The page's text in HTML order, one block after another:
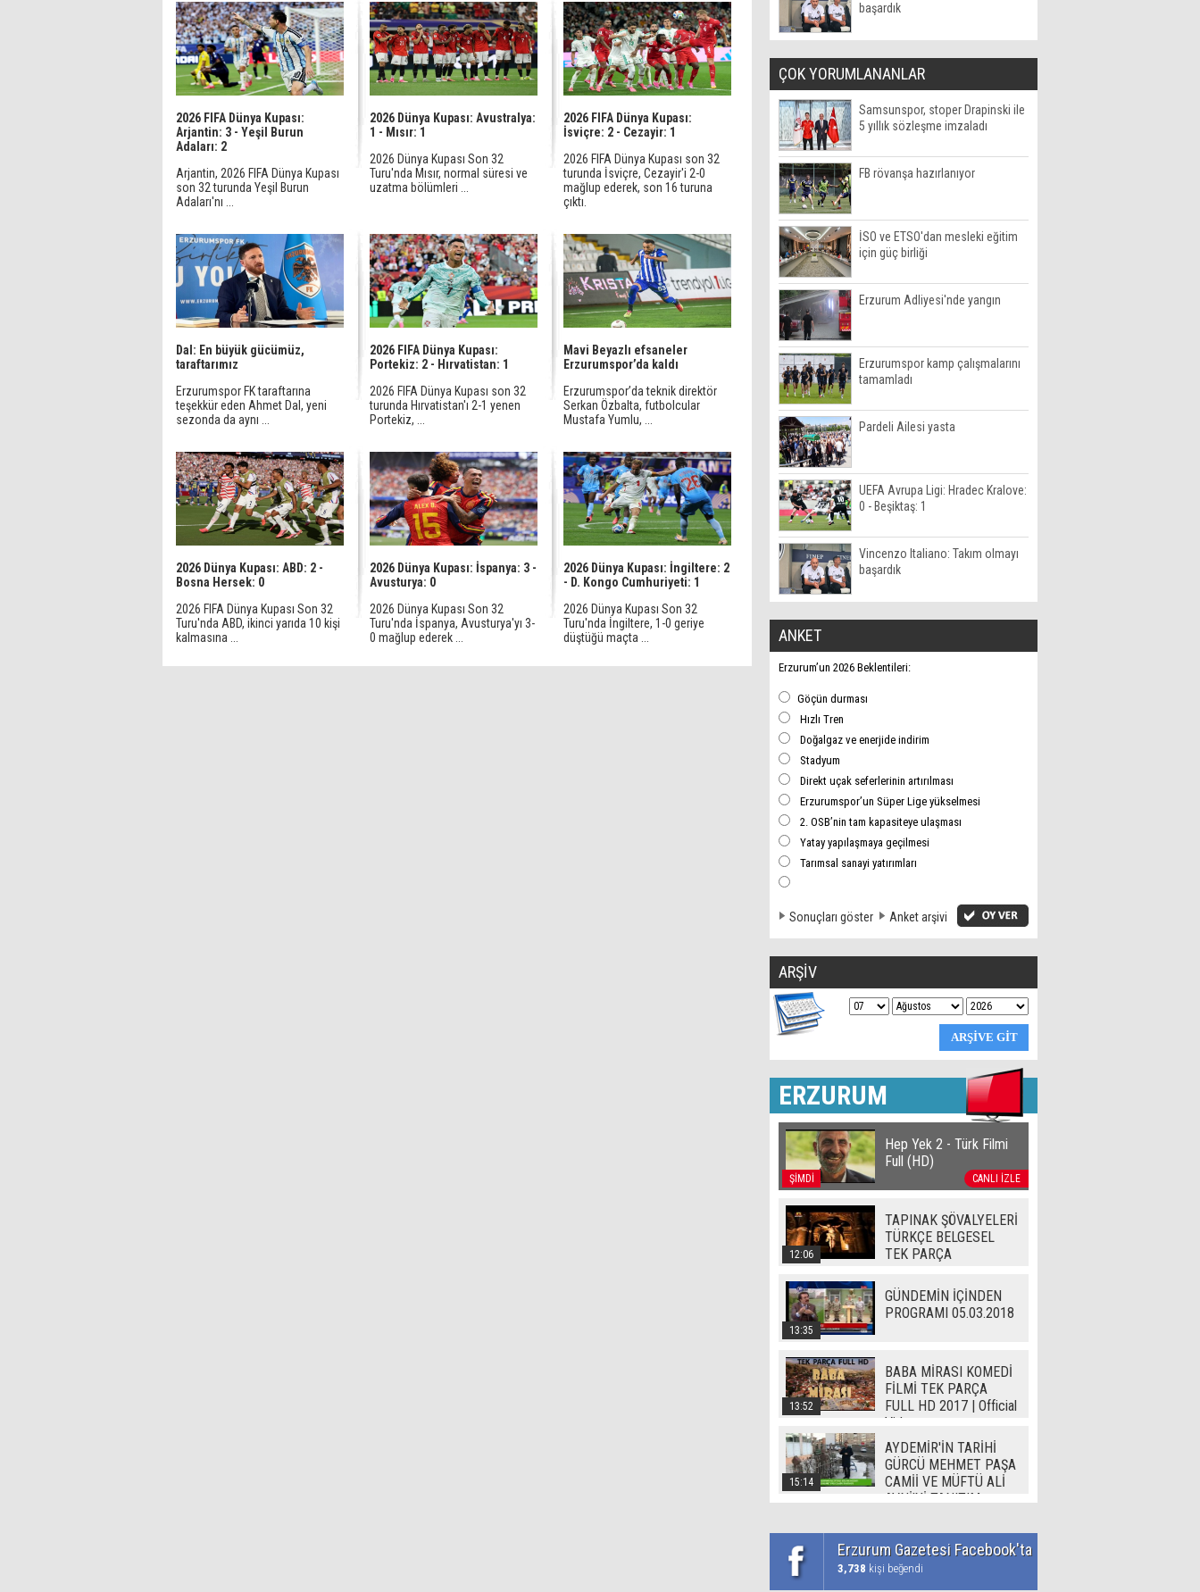
2026 FIFA Dünya Kupası:
Arjantin: 3 - Yeşil Burun
Adaları: 2
Arjantin, 2026 FIFA Dünya Kupası
son 32 turunda Yeşil Burun
Adaları'nı ...
2026 Dünya Kupası: Avustralya:
1 - Mısır: 1
2026 Dünya Kupası Son 32
Turu'nda Mısır, normal süresi ve
uzatma bölümleri ...
2026 FIFA Dünya Kupası:
İsviçre: 2 - Cezayir: 1
2026 FIFA Dünya Kupası son 32
turunda İsviçre, Cezayir'i 2-0
mağlup ederek, son 16 turuna
çıktı.
Dal: En büyük gücümüz,
taraftarımız
Erzurumspor FK taraftarına
teşekkür eden Ahmet Dal, yeni
sezonda da aynı ...
2026 FIFA Dünya Kupası:
Portekiz: 2 - Hırvatistan: 1
2026 FIFA Dünya Kupası son 32
turunda Hırvatistan'ı 2-1 yenen
Portekiz, ...
Mavi Beyazlı efsaneler
Erzurumspor’da kaldı
Erzurumspor’da teknik direktör
Serkan Özbalta, futbolcular
Mustafa Yumlu, ...
2026 Dünya Kupası: ABD: 2 -
Bosna Hersek: 0
2026 FIFA Dünya Kupası Son 32
Turu'nda ABD, ikinci yarıda 10 kişi
kalmasına ...
2026 Dünya Kupası: İspanya: 3 -
Avusturya: 0
2026 Dünya Kupası Son 32
Turu'nda İspanya, Avusturya'yı 3-
0 mağlup ederek ...
2026 Dünya Kupası: İngiltere: 2
- D. Kongo Cumhuriyeti: 1
2026 Dünya Kupası Son 32
Turu'nda İngiltere, 1-0 geriye
düştüğü maçta ...
başardık
ÇOK YORUMLANANLAR
Samsunspor, stoper Drapinski ile
5 yıllık sözleşme imzaladı
FB rövanşa hazırlanıyor
İSO ve ETSO'dan mesleki eğitim
için güç birliği
Erzurum Adliyesi'nde yangın
Erzurumspor kamp çalışmalarını
tamamladı
Pardeli Ailesi yasta
UEFA Avrupa Ligi: Hradec Kralove:
0 - Beşiktaş: 1
Vincenzo Italiano: Takım olmayı
başardık
ANKET
Erzurum’un 2026 Beklentileri:
Göçün durması
Hızlı Tren
Doğalgaz ve enerjide indirim
Stadyum
Direkt uçak seferlerinin artırılması
Erzurumspor’un Süper Lige yükselmesi
2. OSB’nin tam kapasiteye ulaşması
Yatay yapılaşmaya geçilmesi
Tarımsal sanayi yatırımları
Sonuçları göster Anket arşivi
ARŞİV
ERZURUM
ŞİMDİ CANLI İZLE
Hep Yek 2 - Türk Filmi
Full (HD)
12:06
TAPINAK ŞÖVALYELERİ
TÜRKÇE BELGESEL
TEK PARÇA
13:35
GÜNDEMİN İÇİNDEN
PROGRAMI 05.03.2018
13:52
BABA MİRASI KOMEDİ
FİLMİ TEK PARÇA
FULL HD 2017 | Official
Video
15:14
AYDEMİR'İN TARİHİ
GÜRCÜ MEHMET PAŞA
CAMİİ VE MÜFTÜ ALİ
AVNİ'Yİ TANITIM
Erzurum Gazetesi Facebook'ta
3,738 kişi beğendi